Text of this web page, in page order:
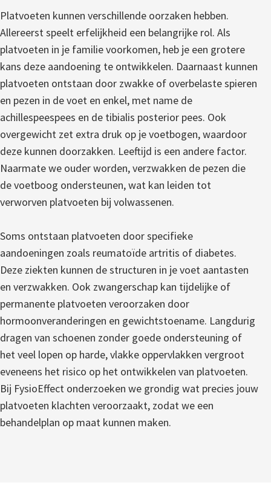
Platvoeten kunnen verschillende oorzaken hebben.
Allereerst speelt erfelijkheid een belangrijke rol. Als
platvoeten in je familie voorkomen, heb je een grotere
kans deze aandoening te ontwikkelen. Daarnaast kunnen
platvoeten ontstaan door zwakke of overbelaste spieren
en pezen in de voet en enkel, met name de
achillespeespees en de tibialis posterior pees. Ook
overgewicht zet extra druk op je voetbogen, waardoor
deze kunnen doorzakken. Leeftijd is een andere factor.
Naarmate we ouder worden, verzwakken de pezen die
de voetboog ondersteunen, wat kan leiden tot
verworven platvoeten bij volwassenen.
Soms ontstaan platvoeten door specifieke
aandoeningen zoals reumatoïde artritis of diabetes.
Deze ziekten kunnen de structuren in je voet aantasten
en verzwakken. Ook zwangerschap kan tijdelijke of
permanente platvoeten veroorzaken door
hormoonveranderingen en gewichtstoename. Langdurig
dragen van schoenen zonder goede ondersteuning of
het veel lopen op harde, vlakke oppervlakken vergroot
eveneens het risico op het ontwikkelen van platvoeten.
Bij FysioEffect onderzoeken we grondig wat precies jouw
platvoeten klachten veroorzaakt, zodat we een
behandelplan op maat kunnen maken.